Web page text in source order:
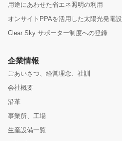
用途にあわせた省エネ照明の利用
オンサイトPPAを活用した太陽光発電
Clear Sky サポーター制度への登録
企業情報
ごあいさつ、経営理念、社訓
会社概要
沿革
事業所、工場
生産設備一覧